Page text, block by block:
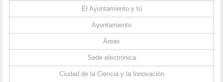
El Ayuntamiento y tú
Ayuntamiento
Áreas
Sede electrónica
Ciudad de la Ciencia y la Innovación